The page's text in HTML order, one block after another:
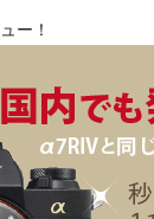
ー！